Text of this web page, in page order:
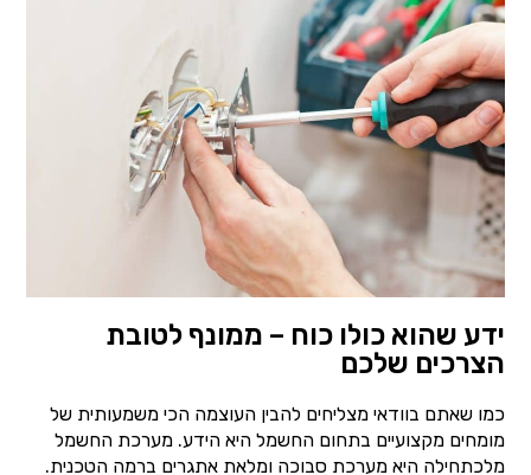
ידע שהוא כולו כוח – ממונף לטובת
הצרכים שלכם
כמו שאתם בוודאי מצליחים להבין העוצמה הכי משמעותית של
מומחים מקצועיים בתחום החשמל היא הידע. מערכת החשמל
מלכתחילה היא מערכת סבוכה ומלאת אתגרים ברמה הטכנית.